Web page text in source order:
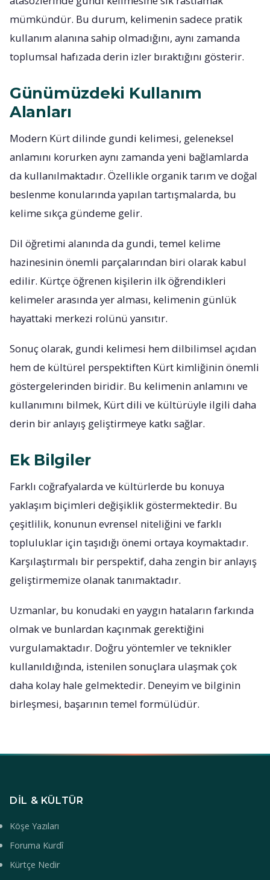
mümkündür. Bu durum, kelimenin sadece pratik
kullanım alanına sahip olmadığını, aynı zamanda
toplumsal hafızada derin izler bıraktığını gösterir.
Günümüzdeki Kullanım
Alanları
Modern Kürt dilinde gundi kelimesi, geleneksel
anlamını korurken aynı zamanda yeni bağlamlarda
da kullanılmaktadır. Özellikle organik tarım ve doğal
beslenme konularında yapılan tartışmalarda, bu
kelime sıkça gündeme gelir.
Dil öğretimi alanında da gundi, temel kelime
hazinesinin önemli parçalarından biri olarak kabul
edilir. Kürtçe öğrenen kişilerin ilk öğrendikleri
kelimeler arasında yer alması, kelimenin günlük
hayattaki merkezi rolünü yansıtır.
Sonuç olarak, gundi kelimesi hem dilbilimsel açıdan
hem de kültürel perspektiften Kürt kimliğinin önemli
göstergelerinden biridir. Bu kelimenin anlamını ve
kullanımını bilmek, Kürt dili ve kültürüyle ilgili daha
derin bir anlayış geliştirmeye katkı sağlar.
Ek Bilgiler
Farklı coğrafyalarda ve kültürlerde bu konuya
yaklaşım biçimleri değişiklik göstermektedir. Bu
çeşitlilik, konunun evrensel niteliğini ve farklı
topluluklar için taşıdığı önemi ortaya koymaktadır.
Karşılaştırmalı bir perspektif, daha zengin bir anlayış
geliştirmemize olanak tanımaktadır.
Uzmanlar, bu konudaki en yaygın hataların farkında
olmak ve bunlardan kaçınmak gerektiğini
vurgulamaktadır. Doğru yöntemler ve teknikler
kullanıldığında, istenilen sonuçlara ulaşmak çok
daha kolay hale gelmektedir. Deneyim ve bilginin
birleşmesi, başarının temel formülüdür.
DIL & KÜLTÜR
Köşe Yazıları
Foruma Kurdî
Kürtçe Nedir